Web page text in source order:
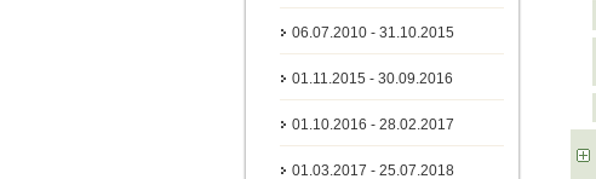
06.07.2010 - 31.10.2015
01.11.2015 - 30.09.2016
01.10.2016 - 28.02.2017
01.03.2017 - 25.07.2018